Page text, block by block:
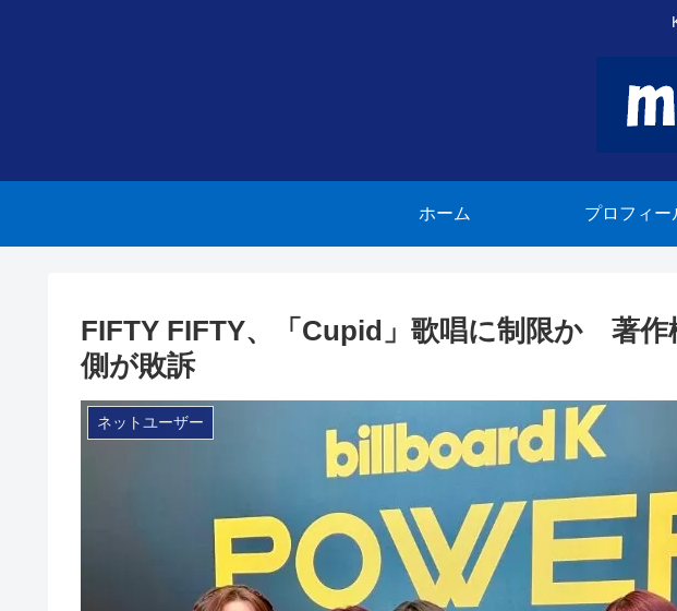
ホーム プロフィー
FIFTY FIFTY、「Cupid」歌唱に制限か 著作
側が敗訴
ネットユーザー